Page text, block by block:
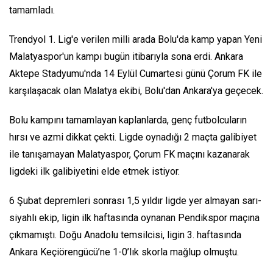
tamamladı.
Trendyol 1. Lig'e verilen milli arada Bolu'da kamp yapan Yeni
Malatyaspor'un kampı bugün itibarıyla sona erdi. Ankara
Aktepe Stadyumu'nda 14 Eylül Cumartesi günü Çorum FK ile
karşılaşacak olan Malatya ekibi, Bolu'dan Ankara'ya geçecek.
Bolu kampını tamamlayan kaplanlarda, genç futbolcuların
hırsı ve azmi dikkat çekti. Ligde oynadığı 2 maçta galibiyet
ile tanışamayan Malatyaspor, Çorum FK maçını kazanarak
ligdeki ilk galibiyetini elde etmek istiyor.
6 Şubat depremleri sonrası 1,5 yıldır ligde yer almayan sarı-
siyahlı ekip, ligin ilk haftasında oynanan Pendikspor maçına
çıkmamıştı. Doğu Anadolu temsilcisi, ligin 3. haftasında
Ankara Keçiörengücü’ne 1-0’lık skorla mağlup olmuştu.